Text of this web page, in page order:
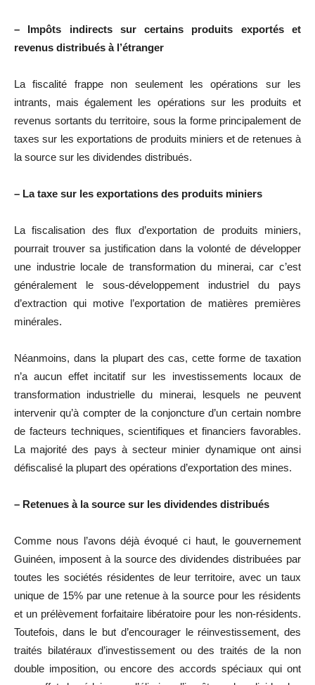
– Impôts indirects sur certains produits exportés et
revenus distribués à l’étranger
La fiscalité frappe non seulement les opérations sur les
intrants, mais également les opérations sur les produits et
revenus sortants du territoire, sous la forme principalement de
taxes sur les exportations de produits miniers et de retenues à
la source sur les dividendes distribués.
– La taxe sur les exportations des produits miniers
La fiscalisation des flux d’exportation de produits miniers,
pourrait trouver sa justification dans la volonté de développer
une industrie locale de transformation du minerai, car c’est
généralement le sous-développement industriel du pays
d’extraction qui motive l’exportation de matières premières
minérales.
Néanmoins, dans la plupart des cas, cette forme de taxation
n’a aucun effet incitatif sur les investissements locaux de
transformation industrielle du minerai, lesquels ne peuvent
intervenir qu’à compter de la conjoncture d’un certain nombre
de facteurs techniques, scientifiques et financiers favorables.
La majorité des pays à secteur minier dynamique ont ainsi
défiscalisé la plupart des opérations d’exportation des mines.
– Retenues à la source sur les dividendes distribués
Comme nous l’avons déjà évoqué ci haut, le gouvernement
Guinéen, imposent à la source des dividendes distribuées par
toutes les sociétés résidentes de leur territoire, avec un taux
unique de 15% par une retenue à la source pour les résidents
et un prélèvement forfaitaire libératoire pour les non-résidents.
Toutefois, dans le but d’encourager le réinvestissement, des
traités bilatéraux d’investissement ou des traités de la non
double imposition, ou encore des accords spéciaux qui ont